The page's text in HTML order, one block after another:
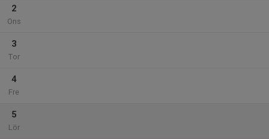
2
Ons
3
Tor
4
Fre
5
Lör